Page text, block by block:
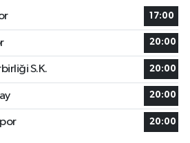
17:00
20:00
S.K. 20:00
20:00
20:00